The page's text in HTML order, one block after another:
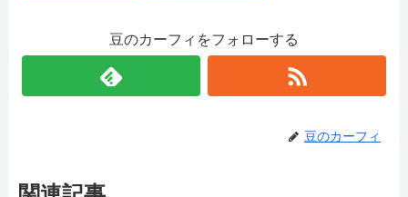
豆のカーフィをフォローする
豆のカーフィ